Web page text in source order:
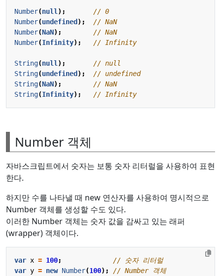
Number(null );
Number(undefined );
Number(NaN);
Number(Infinity);
String(null );
String(undefined );
String(NaN);
String(Infinity);
Number 객체
자바스크립트에서 숫자는 보통 숫자 리터럴을 사용하여 표현
한다.
하지만 수를 나타낼 때 new 연산자를 사용하여 명시적으로
Number 객체를 생성할 수도 있다.
이러한 Number 객체는 숫자 값을 감싸고 있는 래퍼
(wrapper) 객체이다.
var x = 100;
var y = new Number(100);